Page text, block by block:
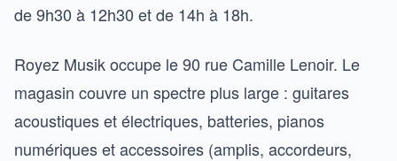
de 9h30 à 12h30 et de 14h à 18h.
Royez Musik occupe le 90 rue Camille Lenoir. Le
magasin couvre un spectre plus large : guitares
acoustiques et électriques, batteries, pianos
numériques et accessoires (amplis, accordeurs,